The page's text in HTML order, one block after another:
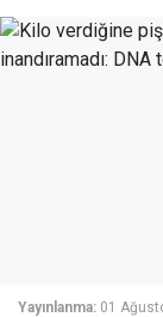
Yayınlanma: 01